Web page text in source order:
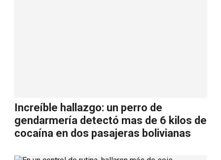
Increíble hallazgo: un perro de
gendarmería detectó mas de 6 kilos de
cocaína en dos pasajeras bolivianas